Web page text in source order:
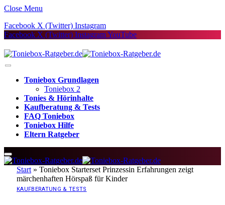
Close Menu
Facebook X (Twitter) Instagram
Facebook X (Twitter) InstagramYouTube
Toniebox Grundlagen
Toniebox 2
Tonies & Hörinhalte
Kaufberatung & Tests
FAQ Toniebox
Toniebox Hilfe
Eltern Ratgeber
Start » Toniebox Starterset Prinzessin Erfahrungen zeigt
märchenhaften Hörspaß für Kinder
KAUFBERATUNG & TESTS